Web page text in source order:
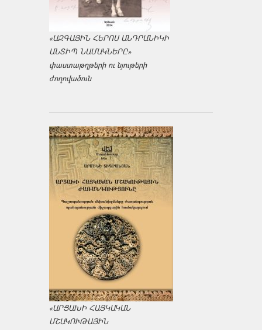
«ԱԶԳԱՅԻՆ ՀԵՐՈՍ ԱՆԴՐԱՆԻԿԻ
ԱՆՏԻՊ ՆԱՄԱԿՆԵՐԸ»
փաստաթղթերի ու նյութերի
ժողովածուն
«ԱՐՑԱԽԻ ՀԱՅԿԱԿԱՆ
ՄՇԱԿՈՒԹԱՅԻՆ